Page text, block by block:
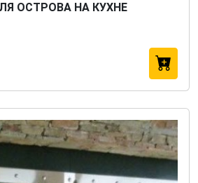
ОСТРОВА НА КУХНЕ